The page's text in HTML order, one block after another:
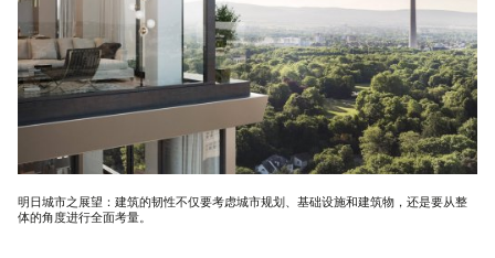
明日城市之展望：建筑的韧性不仅要考虑城市规划、基础设施和建筑物，还是要从整
体的角度进行全面考量。